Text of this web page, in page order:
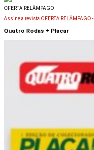
OFERTA RELÂMPAGO
Assine a revista OFERTA RELÂMPAGO -
Quatro Rodas + Placar